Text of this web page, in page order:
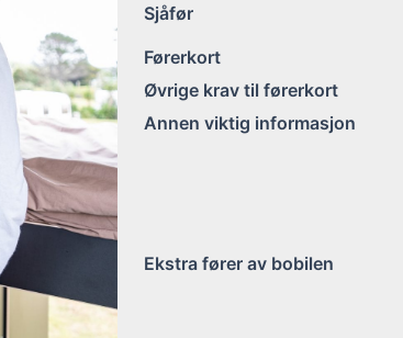
Sjåfør
Førerkort
Øvrige krav til førerkort
Annen viktig informasjon
Ekstra fører av bobilen